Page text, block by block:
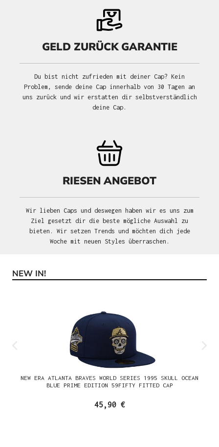
GELD ZURÜCK GARANTIE
Du bist nicht zufrieden mit deiner Cap? Kein
Problem, sende deine Cap innerhalb von 30 Tagen an
uns zurück und wir erstatten dir selbstverständlich
deine Cap.
RIESEN ANGEBOT
Wir lieben Caps und deswegen haben wir es uns zum
Ziel gesetzt dir die beste mögliche Auswahl zu
bieten. Wir setzen Trends und möchten dich jede
Woche mit neuen Styles überraschen.
Produktgalerie überspringen
NEW IN!
NEW ERA ATLANTA BRAVES WORLD SERIES 1995 SKULL OCEAN
BLUE PRIME EDITION 59FIFTY FITTED CAP
45,90 €